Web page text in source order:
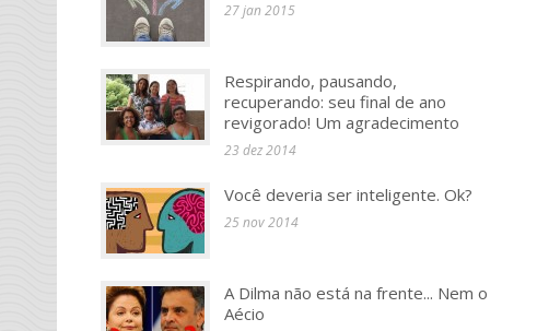
27 jan 2015
Respirando, pausando,
recuperando: seu final de ano
revigorado! Um agradecimento
23 dez 2014
Você deveria ser inteligente. Ok?
25 nov 2014
A Dilma não está na frente... Nem o
Aécio